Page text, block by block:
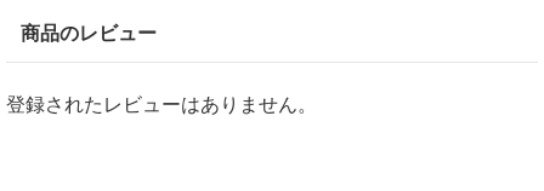
商品のレビュー
登録されたレビューはありません。